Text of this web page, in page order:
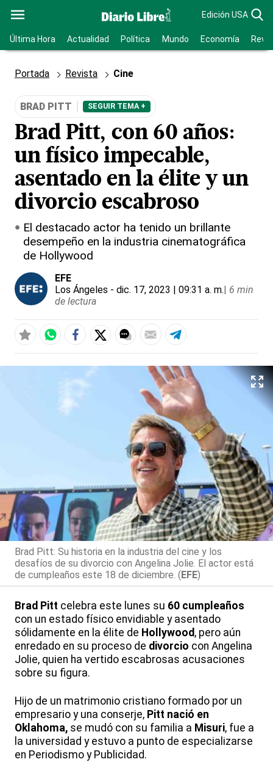
Edición USA
Última Hora Actualidad Política Mundo Economía
Portada Revista Cine
BRAD PITT SEGUIR TEMA +
Brad Pitt, con 60 años:
un físico impecable,
asentado en la élite y un
divorcio escabroso
El destacado actor ha tenido un brillante
desempeño en la industria cinematográfica
de Hollywood
EFE
Los Ángeles - dic. 17, 2023 | 09:31 a. m.| 6 min
de lectura
Brad Pitt: Su historia en la industria del cine y los
desafíos de su divorcio con Angelina Jolie. El actor está
de cumpleaños este 18 de diciembre. (EFE)
Brad Pitt celebra este lunes su 60 cumpleaños
con un estado físico envidiable y asentado
sólidamente en la élite de Hollywood, pero aún
enredado en su proceso de divorcio con Angelina
Jolie, quien ha vertido escabrosas acusaciones
sobre su figura.
Hijo de un matrimonio cristiano formado por un
empresario y una conserje, Pitt nació en
Oklahoma, se mudó con su familia a Misuri, fue a
la universidad y estuvo a punto de especializarse
en Periodismo y Publicidad.